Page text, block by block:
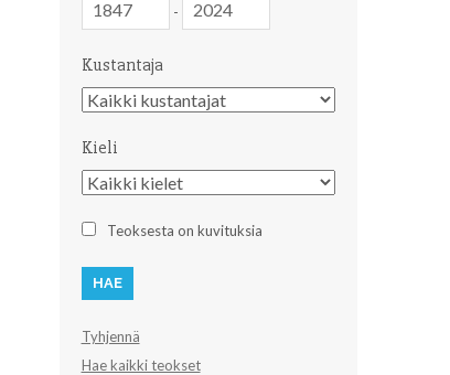
-
Kustantaja
Kustantaja
Kieli
Kieli
Teoksesta on kuvituksia
Tyhjennä
Hae kaikki teokset